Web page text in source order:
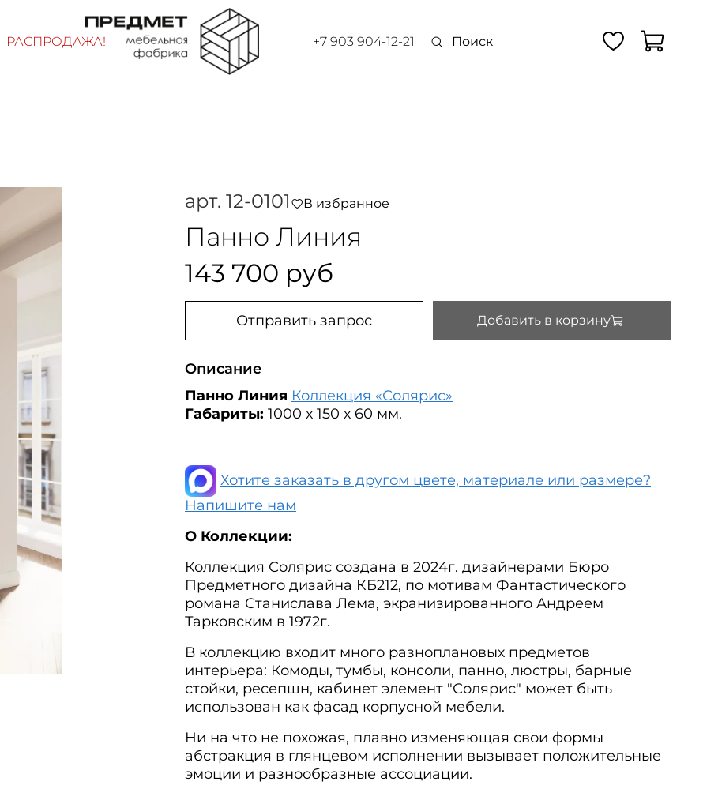
+7 903 904-12-21
РАСПРОДАЖА!
арт. 12-0101 В избранное
Панно Линия
143 700 руб
Отправить запрос Добавить в корзину
Описание
Панно Линия Коллекция «Солярис»
Габариты: 1000 х 150 х 60 мм.
Хотите заказать в другом цвете, материале или размере?
Напишите нам
О Коллекции:
Коллекция Солярис создана в 2024г. дизайнерами Бюро
Предметного дизайна КБ212, по мотивам Фантастического
романа Станислава Лема, экранизированного Андреем
Тарковским в 1972г.
В коллекцию входит много разноплановых предметов
интерьера: Комоды, тумбы, консоли, панно, люстры, барные
стойки, ресепшн, кабинет элемент "Солярис" может быть
использован как фасад корпусной мебели.
Ни на что не похожая, плавно изменяющая свои формы
абстракция в глянцевом исполнении вызывает положительные
эмоции и разнообразные ассоциации.